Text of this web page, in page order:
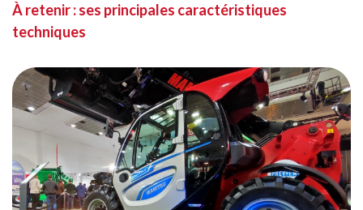
À retenir : ses principales caractéristiques
techniques